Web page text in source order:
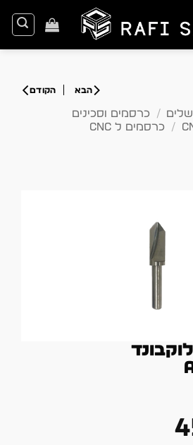
/
כרסמים וסכינים
/ כרסמים ל CNC